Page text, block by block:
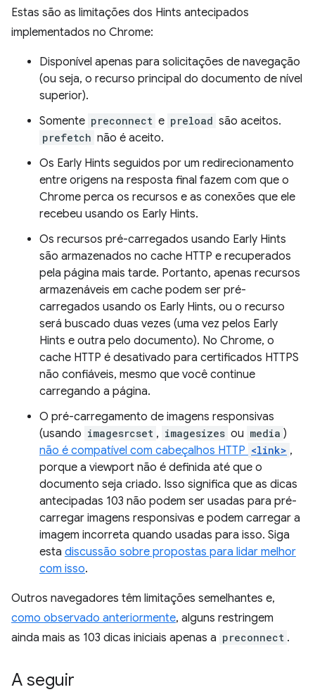
Estas são as limitações dos Hints antecipados
implementados no Chrome:
Disponível apenas para solicitações de navegação
(ou seja, o recurso principal do documento de nível
superior).
Somente preconnect e preload são aceitos.
prefetch não é aceito.
Os Early Hints seguidos por um redirecionamento
entre origens na resposta final fazem com que o
Chrome perca os recursos e as conexões que ele
recebeu usando os Early Hints.
Os recursos pré-carregados usando Early Hints
são armazenados no cache HTTP e recuperados
pela página mais tarde. Portanto, apenas recursos
armazenáveis em cache podem ser pré-
carregados usando os Early Hints, ou o recurso
será buscado duas vezes (uma vez pelos Early
Hints e outra pelo documento). No Chrome, o
cache HTTP é desativado para certificados HTTPS
não confiáveis, mesmo que você continue
carregando a página.
O pré-carregamento de imagens responsivas
(usando imagesrcset , imagesizes ou media )
não é compatível com cabeçalhos HTTP <link> ,
porque a viewport não é definida até que o
documento seja criado. Isso significa que as dicas
antecipadas 103 não podem ser usadas para pré-
carregar imagens responsivas e podem carregar a
imagem incorreta quando usadas para isso. Siga
esta discussão sobre propostas para lidar melhor
com isso.
Outros navegadores têm limitações semelhantes e,
como observado anteriormente, alguns restringem
ainda mais as 103 dicas iniciais apenas a preconnect .
A seguir